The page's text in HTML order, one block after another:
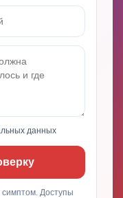
данных
симптом. Доступы